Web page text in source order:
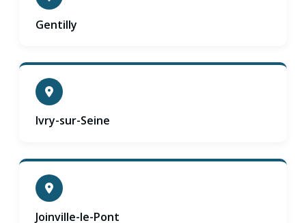
Gentilly
Ivry-sur-Seine
Joinville-le-Pont